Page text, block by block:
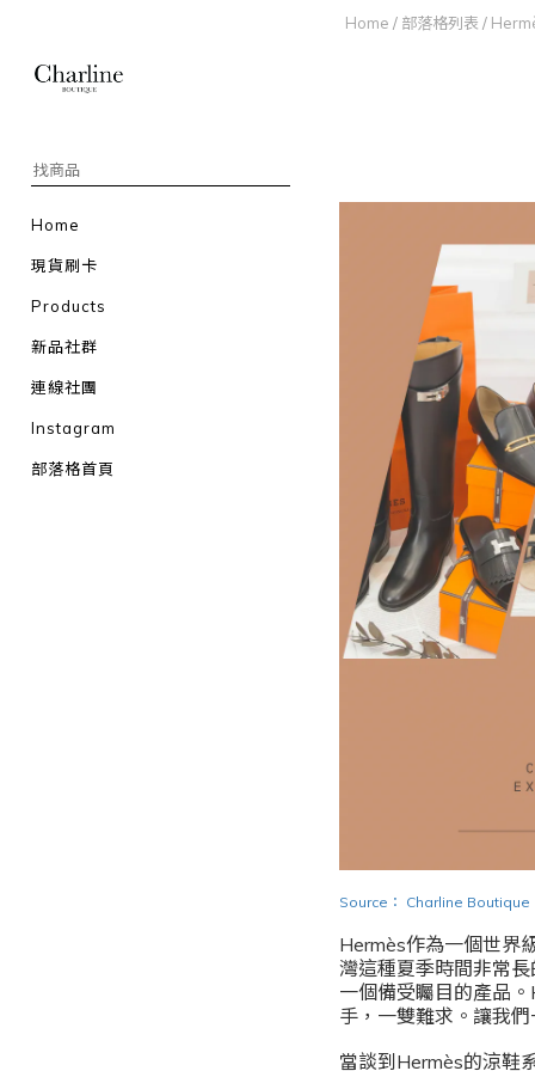
Home
現貨刷卡
Products
新品社群
連線社團
Instagram
部落格首頁
Home / 部落格列表 /
Source ： Charline Boutique
Hermès作為一個世界
灣這種夏季時間非常
一個備受矚目的產品
手，一雙難求。讓我
當談到Hermès的涼鞋